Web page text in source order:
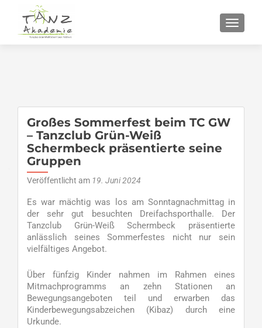
Großes Sommerfest beim TC GW
– Tanzclub Grün-Weiß
Schermbeck präsentierte seine
Gruppen
Veröffentlicht am 19. Juni 2024
Es war mächtig was los am Sonntagnachmittag in
der sehr gut besuchten Dreifachsporthalle. Der
Tanzclub Grün-Weiß Schermbeck präsentierte
anlässlich seines Sommerfestes nicht nur sein
vielfältiges Angebot.
Über fünfzig Kinder nahmen im Rahmen eines
Mitmachprogramms an zehn Stationen an
Bewegungsangeboten teil und erwarben das
Kinderbewegungsabzeichen (Kibaz) durch eine
Urkunde.